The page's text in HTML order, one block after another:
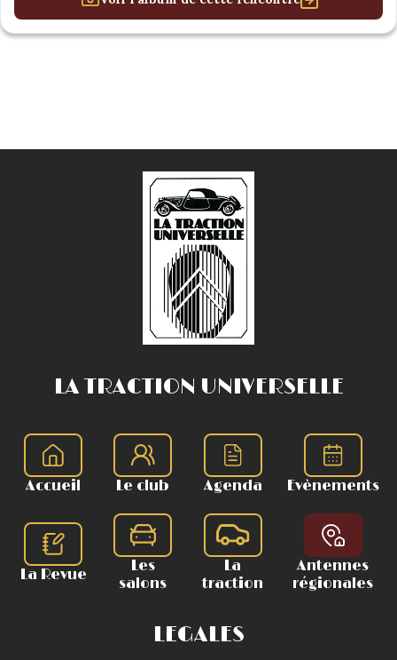
LA TRACTION UNIVERSELLE
Accueil Le club Agenda Evènements
La Revue
Les
salons
La
traction
Antennes
régionales
LEGALES